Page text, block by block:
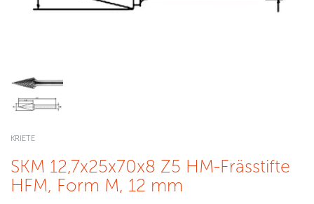
KRIETE
SKM 12,7x25x70x8 Z5 HM-Frässtifte
HFM, Form M, 12 mm